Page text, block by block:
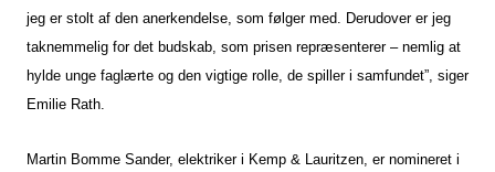
jeg er stolt af den anerkendelse, som følger med. Derudover er jeg
taknemmelig for det budskab, som prisen repræsenterer – nemlig at
hylde unge faglærte og den vigtige rolle, de spiller i samfundet”, siger
Emilie Rath.
Martin Bomme Sander, elektriker i Kemp & Lauritzen, er nomineret i